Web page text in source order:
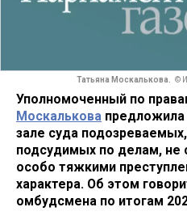
Татьяна Москалькова. ©
Уполномоченный по
Москалькова
зале суда
подсудимых по делам, не
особо тяжкими
характера. Об этом
омбудсмена по итогам